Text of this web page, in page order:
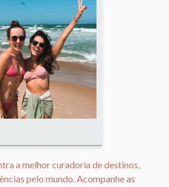
a melhor curadoria de destinos,
pelo mundo. Acompanhe as